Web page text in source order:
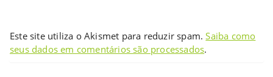
Este site utiliza o Akismet para reduzir spam.Saiba como
seus dados em comentários são processados.